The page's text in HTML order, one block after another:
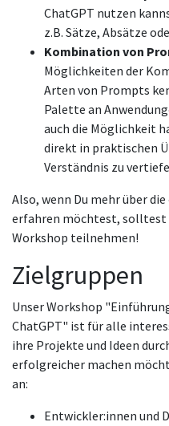
ChatGPT nutzen
z.B. Sätze, Absätze
Kombination von
Möglichkeiten der
Arten von Prompts
Palette an
auch die Möglichkeit
direkt in praktischen
Verständnis zu
Also, wenn Du mehr über
erfahren möchtest, solltest
Workshop teilnehmen!
Zielgruppen
Unser Workshop
ChatGPT" ist für alle
ihre Projekte und Ideen
erfolgreicher machen
an:
Entwickler:innen und